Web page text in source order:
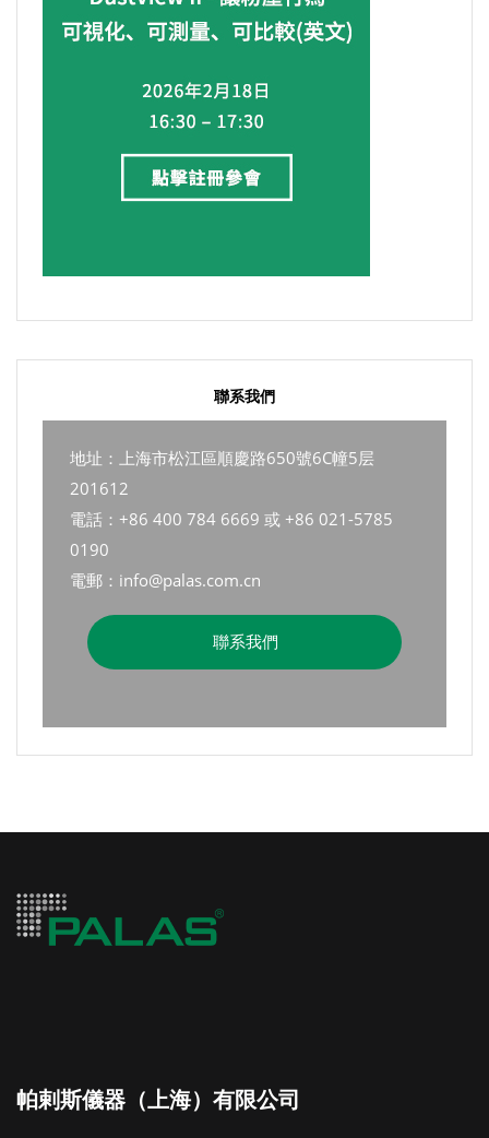
聯系我們
地址：上海市松江區順慶路650號6C幢5层
201612
電話：+86 400 784 6669 或 +86 021-5785
0190
電郵：info@palas.com.cn
聯系我們
帕剌斯儀器（上海）有限公司